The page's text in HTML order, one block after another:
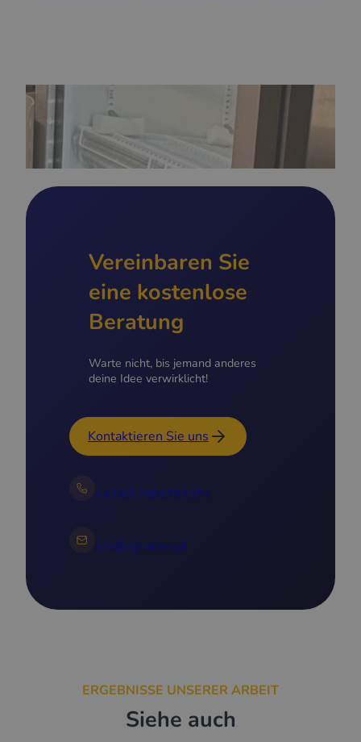
Vereinbaren Sie
eine kostenlose
Beratung
Warte nicht, bis jemand anderes
deine Idee verwirklicht!
Kontaktieren Sie uns
+49 69 2991782074
info@zptrailers.pl
ERGEBNISSE UNSERER ARBEIT
Siehe auch